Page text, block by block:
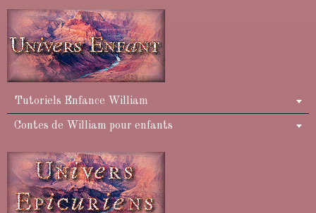
Tutoriels Enfance William
Contes de William pour enfants